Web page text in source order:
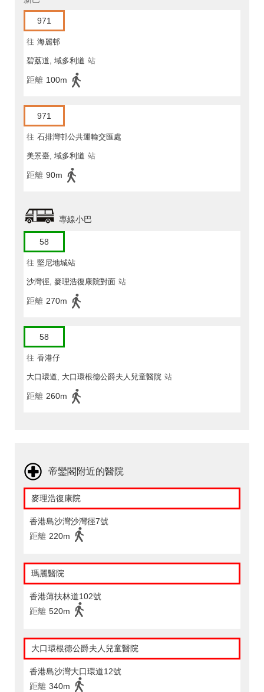
971
往 海麗邨
碧荔道, 域多利道 站
距離 100m
971
往 石排灣邨公共運輸交匯處
美景臺, 域多利道 站
距離 90m
專線小巴
58
往 堅尼地城站
沙灣徑, 麥理浩復康院對面 站
距離 270m
58
往 香港仔
大口環道, 大口環根德公爵夫人兒童醫院 站
距離 260m
帝鑾閣附近的醫院
麥理浩復康院
香港島沙灣沙灣徑7號
距離 220m
瑪麗醫院
香港薄扶林道102號
距離 520m
大口環根德公爵夫人兒童醫院
香港島沙灣大口環道12號
距離 340m